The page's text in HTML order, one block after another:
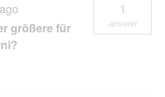
größere für
1
answer